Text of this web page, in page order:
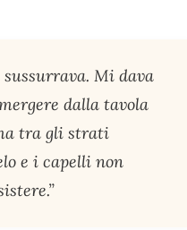
sussurrava. Mi dava
dalla tavola
tra gli strati
e i capelli non